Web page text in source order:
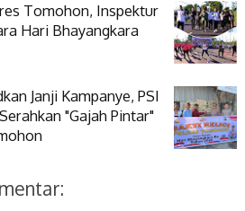
Tomohon, Inspektur
Hari Bhayangkara
Janji Kampanye, PSI
"Gajah Pintar"